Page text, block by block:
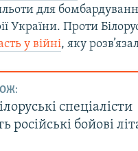
для
України. Проти
у війні, яку
спеціалісти
російські бойові